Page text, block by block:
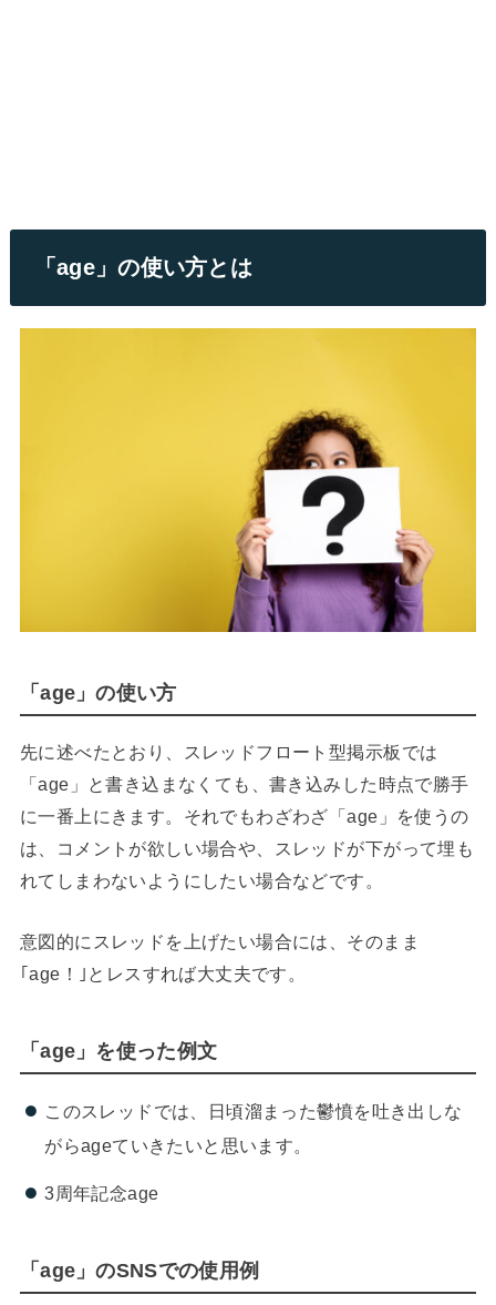
「age」の使い方とは
「age」の使い方
先に述べたとおり、スレッドフロート型掲示板では
「age」と書き込まなくても、書き込みした時点で勝手
に一番上にきます。それでもわざわざ「age」を使うの
は、コメントが欲しい場合や、スレッドが下がって埋も
れてしまわないようにしたい場合などです。
意図的にスレッドを上げたい場合には、そのまま
｢age！｣とレスすれば大丈夫です。
「age」を使った例文
このスレッドでは、日頃溜まった鬱憤を吐き出しな
がらageていきたいと思います。
3周年記念age
「age」のSNSでの使用例